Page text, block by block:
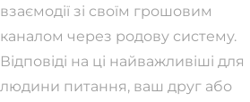
взаємодії зі своїм грошовим
каналом через родову систему.
Відповіді на ці найважливіші для
людини питання, ваш друг або